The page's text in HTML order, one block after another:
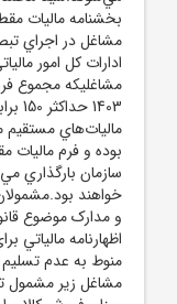
ادارات کل امور
مشاغليکه مجموع
بوده و فرم ماليات
سازمان بارگذاري
خواهند
اظهارنامه مالياتي
منوط به عدم تسليم
مشاغل زير مشمول